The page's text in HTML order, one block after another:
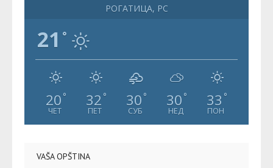
РОГАТИЦА, РС
21 °
20 °
ЧЕТ
32 °
ПЕТ
30 °
СУБ
30 °
НЕД
33 °
ПОН
VAŠA OPŠTINA